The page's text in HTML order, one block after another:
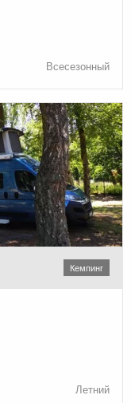
Всесезонный
Кемпинг
Летний